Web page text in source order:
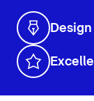
Design